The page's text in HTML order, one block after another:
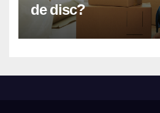
de disc?